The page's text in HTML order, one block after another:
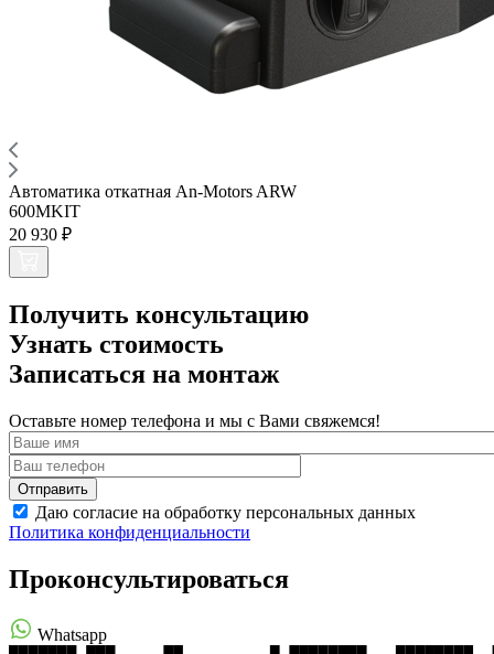
Автоматика откатная An-Motors ARW
600MKIT
20 930 ₽
Получить консультацию
Узнать стоимость
Записаться на монтаж
Оставьте номер телефона и мы с Вами свяжемся!
Даю согласие на обработку персональных данных
Политика конфиденциальности
Проконсультироваться
Whatsapp